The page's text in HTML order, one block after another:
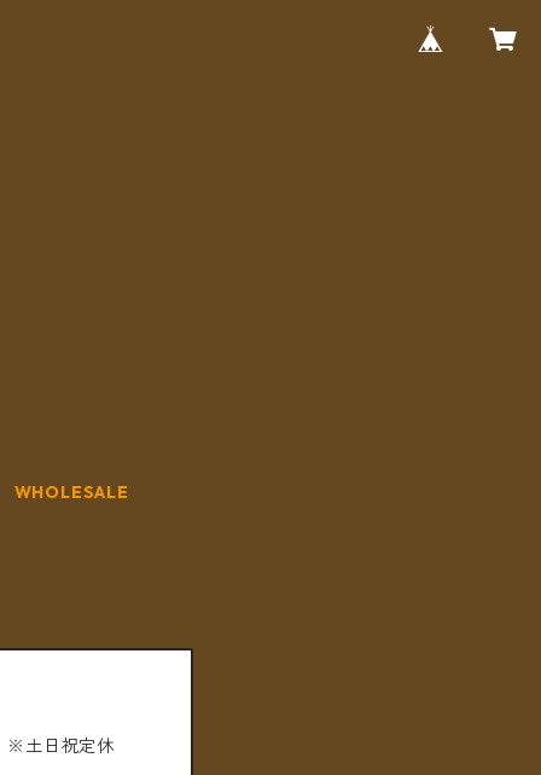
WHOLESALE
※土日祝定休